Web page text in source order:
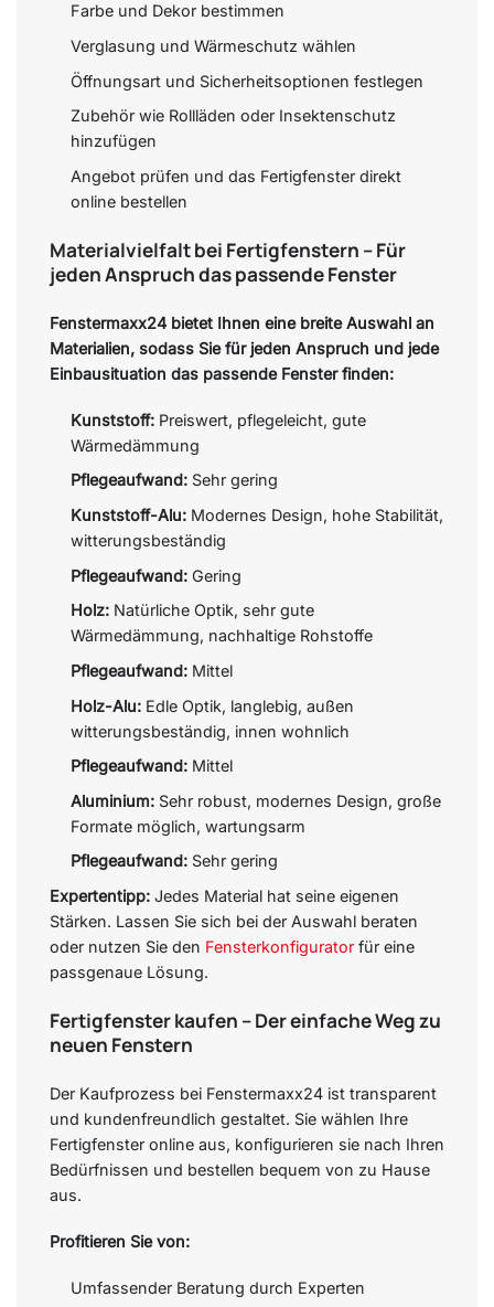
Farbe und Dekor bestimmen
Verglasung und Wärmeschutz wählen
Öffnungsart und Sicherheitsoptionen festlegen
Zubehör wie Rollläden oder Insektenschutz
hinzufügen
Angebot prüfen und das Fertigfenster direkt
online bestellen
Materialvielfalt bei Fertigfenstern – Für
jeden Anspruch das passende Fenster
Fenstermaxx24 bietet Ihnen eine breite Auswahl an
Materialien, sodass Sie für jeden Anspruch und jede
Einbausituation das passende Fenster finden:
Kunststoff:Preiswert, pflegeleicht, gute
Wärmedämmung
Pflegeaufwand:Sehr gering
Kunststoff-Alu:Modernes Design, hohe Stabilität,
witterungsbeständig
Pflegeaufwand:Gering
Holz:Natürliche Optik, sehr gute
Wärmedämmung, nachhaltige Rohstoffe
Pflegeaufwand:Mittel
Holz-Alu:Edle Optik, langlebig, außen
witterungsbeständig, innen wohnlich
Pflegeaufwand:Mittel
Aluminium:Sehr robust, modernes Design, große
Formate möglich, wartungsarm
Pflegeaufwand:Sehr gering
Expertentipp: Jedes Material hat seine eigenen
Stärken. Lassen Sie sich bei der Auswahl beraten
oder nutzen Sie den Fensterkonfigurator für eine
passgenaue Lösung.
Fertigfenster kaufen – Der einfache Weg zu
neuen Fenstern
Der Kaufprozess bei Fenstermaxx24 ist transparent
und kundenfreundlich gestaltet. Sie wählen Ihre
Fertigfenster online aus, konfigurieren sie nach Ihren
Bedürfnissen und bestellen bequem von zu Hause
aus.
Profitieren Sie von:
Umfassender Beratung durch Experten